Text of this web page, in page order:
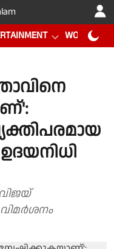
WORLD CUP